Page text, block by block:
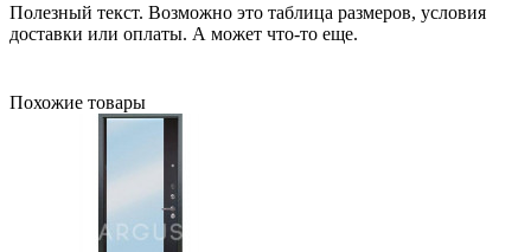
Полезный текст. Возможно это таблица размеров, условия
доставки или оплаты. А может что-то еще.
Похожие товары